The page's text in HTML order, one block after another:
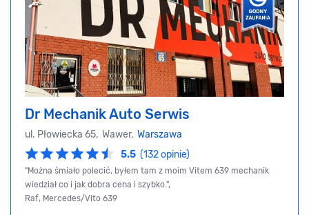
Dr Mechanik Auto Serwis
ul. Płowiecka 65, Wawer, Warszawa
5.5 (132 opinie)
"Można śmiało polecić, byłem tam z moim Vitem 639 mechanik
wiedział co i jak dobra cena i szybko.",
Raf, Mercedes/Vito 639